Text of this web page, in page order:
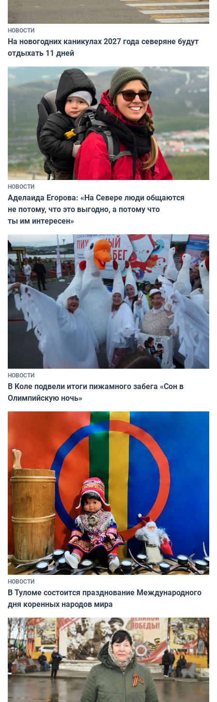
НОВОСТИ
На новогодних каникулах 2027 года северяне будут
отдыхать 11 дней
НОВОСТИ
Аделаида Егорова: «На Севере люди общаются
не потому, что это выгодно, а потому что
ты им интересен»
НОВОСТИ
В Коле подвели итоги пижамного забега «Сон в
Олимпийскую ночь»
НОВОСТИ
В Туломе состоится празднование Международного
дня коренных народов мира